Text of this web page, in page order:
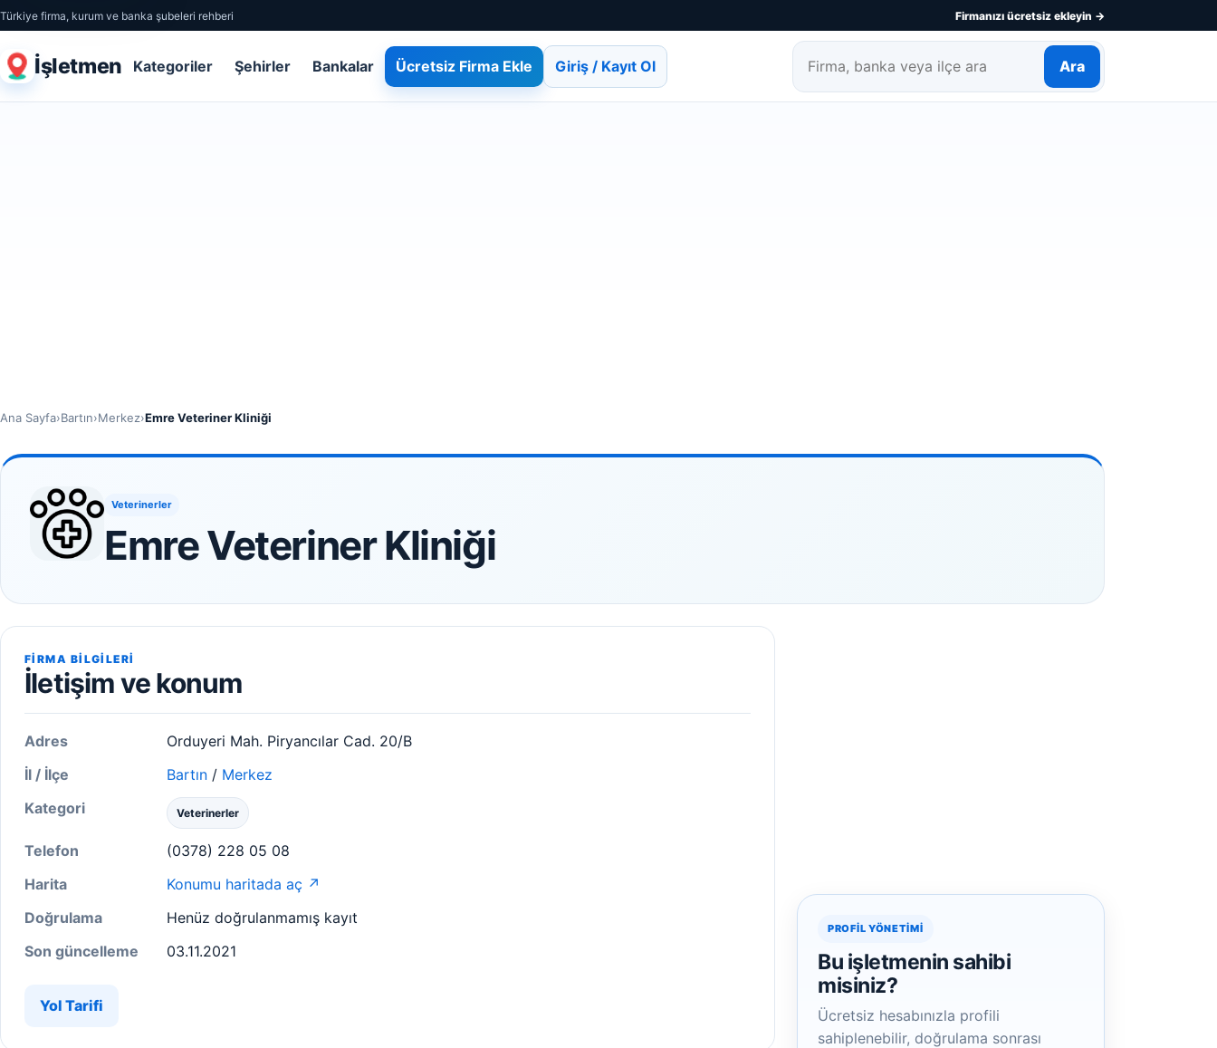
Türkiye firma, kurum ve banka şubeleri rehberi Firmanızı ücretsiz ekleyin →
İşletmen Kategoriler Şehirler Bankalar Ücretsiz Firma Ekle Giriş / Kayıt Ol
Firma, banka veya ilçe ara
Ara
Ana Sayfa›Bartın›Merkez›Emre Veteriner Kliniği
Veterinerler
Emre Veteriner Kliniği
FIRMA BILGILERI
İletişim ve konum
Adres
Orduyeri Mah. Piryancılar Cad. 20/B
İl / İlçe
Bartın / Merkez
Kategori
Veterinerler
Telefon
(0378) 228 05 08
Harita
Konumu haritada aç ↗
Doğrulama
Henüz doğrulanmamış kayıt
Son güncelleme
03.11.2021
Yol Tarifi
PROFIL YÖNETIMI
Bu işletmenin sahibi
misiniz?
Ücretsiz hesabınızla profili
sahiplenebilir, doğrulama sonrası